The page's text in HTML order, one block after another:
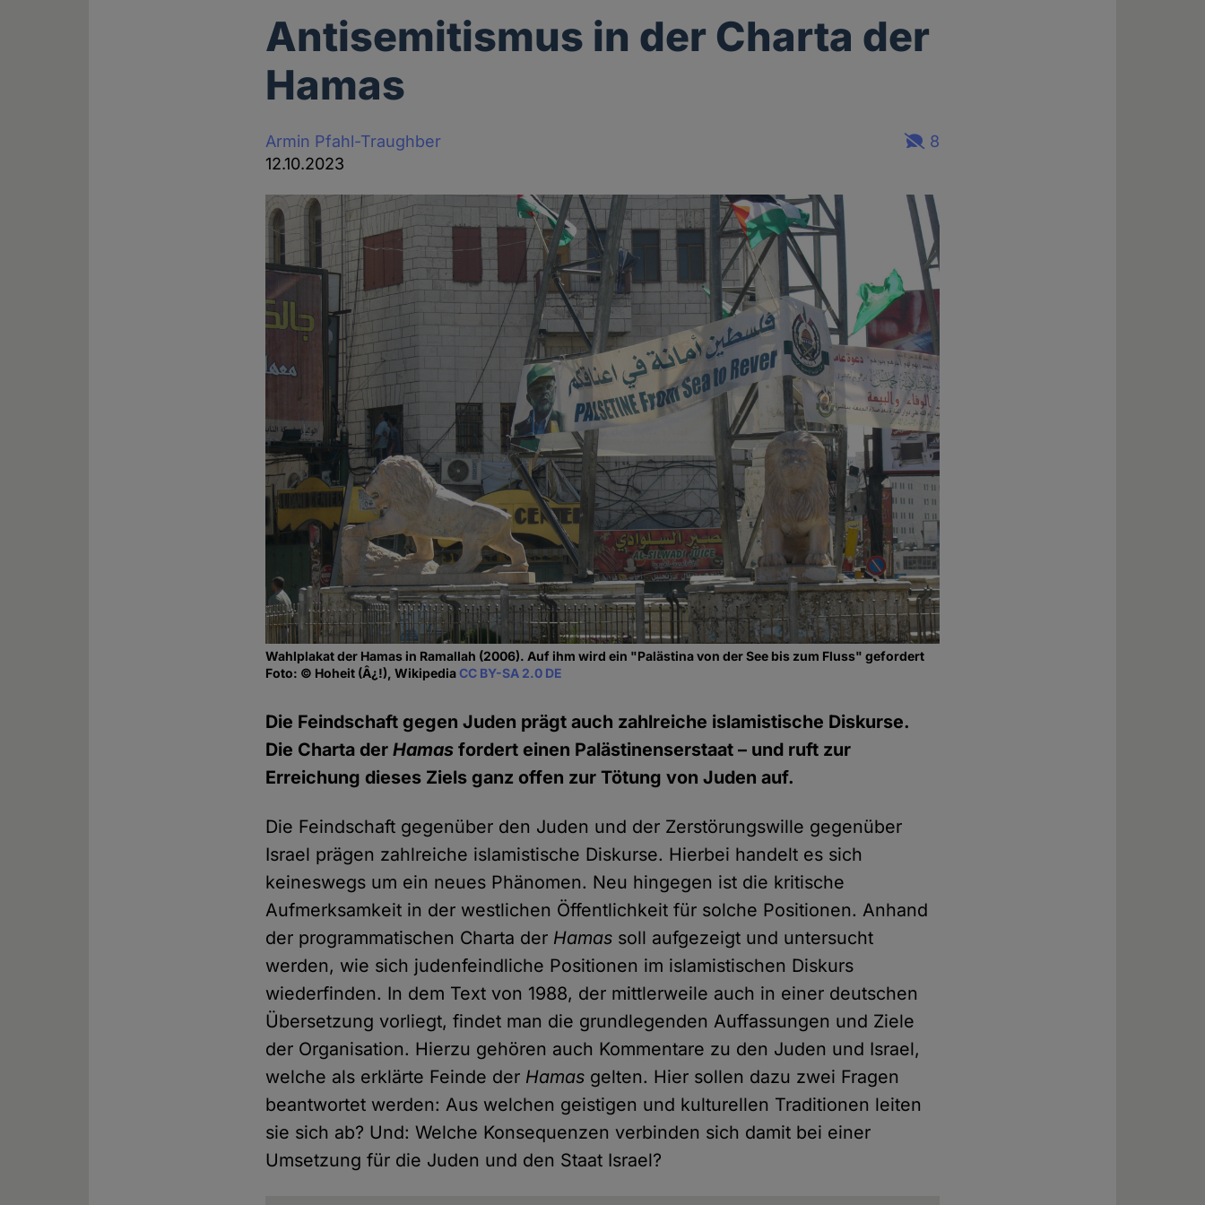
Antisemitismus in der Charta der
Hamas
Armin Pfahl-Traughber
12.10.2023
8
Wahlplakat der Hamas in Ramallah (2006). Auf ihm wird ein "Palästina von der See bis zum Fluss" gefordert
Foto: © Hoheit (Â¿!), WikipediaCC BY-SA 2.0 DE
Die Feindschaft gegen Juden prägt auch zahlreiche islamistische Diskurse.
Die Charta derHamasfordert einen Palästinenserstaat – und ruft zur
Erreichung dieses Ziels ganz offen zur Tötung von Juden auf.
Die Feindschaft gegenüber den Juden und der Zerstörungswille gegenüber
Israel prägen zahlreiche islamistische Diskurse. Hierbei handelt es sich
keineswegs um ein neues Phänomen. Neu hingegen ist die kritische
Aufmerksamkeit in der westlichen Öffentlichkeit für solche Positionen. Anhand
der programmatischen Charta der Hamas soll aufgezeigt und untersucht
werden, wie sich judenfeindliche Positionen im islamistischen Diskurs
wiederfinden. In dem Text von 1988, der mittlerweile auch in einer deutschen
Übersetzung vorliegt, findet man die grundlegenden Auffassungen und Ziele
der Organisation. Hierzu gehören auch Kommentare zu den Juden und Israel,
welche als erklärte Feinde der Hamas gelten. Hier sollen dazu zwei Fragen
beantwortet werden: Aus welchen geistigen und kulturellen Traditionen leiten
sie sich ab? Und: Welche Konsequenzen verbinden sich damit bei einer
Umsetzung für die Juden und den Staat Israel?